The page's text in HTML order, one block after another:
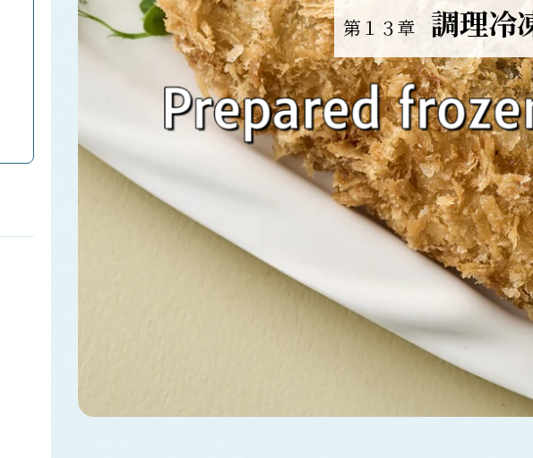
第１３章 調理冷